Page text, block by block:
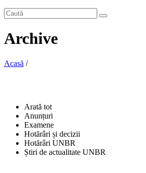
Archive
Acasă /
Arată tot
Anunțuri
Examene
Hotărâri și decizii
Hotărâri UNBR
Știri de actualitate UNBR